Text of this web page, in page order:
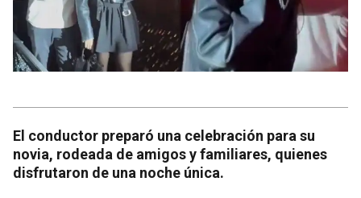
El conductor preparó una celebración para su
novia, rodeada de amigos y familiares, quienes
disfrutaron de una noche única.